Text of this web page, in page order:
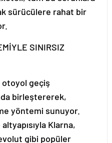
sürücülere rahat bir
SINIRSIZ
otoyol geçiş
birleştererek,
yöntemi sunuyor.
Klarna,
gibi popüler